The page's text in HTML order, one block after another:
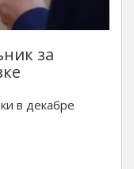
за
в декабре